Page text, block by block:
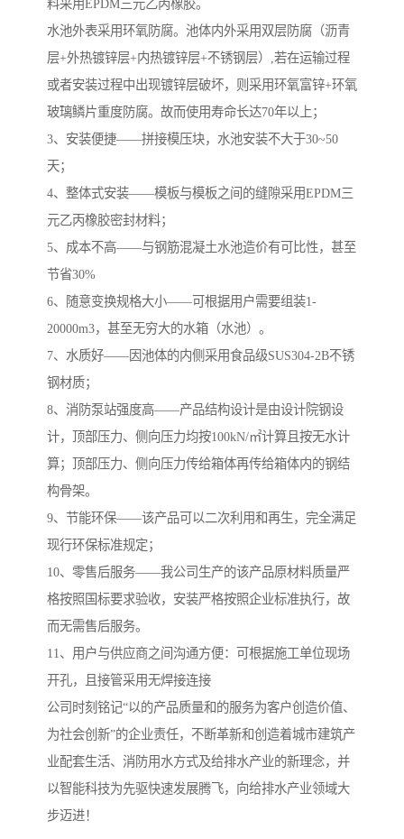
料采用EPDM三元乙丙橡胶。
水池外表采用环氧防腐。池体内外采用双层防腐（沥青
层+外热镀锌层+内热镀锌层+不锈钢层）,若在运输过程
或者安装过程中出现镀锌层破坏，则采用环氧富锌+环氧
玻璃鳞片重度防腐。故而使用寿命长达70年以上；
3、安装便捷——拼接模压块，水池安装不大于30~50
天；
4、整体式安装——模板与模板之间的缝隙采用EPDM三
元乙丙橡胶密封材料；
5、成本不高——与钢筋混凝土水池造价有可比性，甚至
节省30%
6、随意变换规格大小——可根据用户需要组装1-
20000m3，甚至无穷大的水箱（水池）。
7、水质好——因池体的内侧采用食品级SUS304-2B不锈
钢材质；
8、消防泵站强度高——产品结构设计是由设计院钢设
计，顶部压力、侧向压力均按100kN/㎡计算且按无水计
算；顶部压力、侧向压力传给箱体再传给箱体内的钢结
构骨架。
9、节能环保——该产品可以二次利用和再生，完全满足
现行环保标准规定；
10、零售后服务——我公司生产的该产品原材料质量严
格按照国标要求验收，安装严格按照企业标准执行，故
而无需售后服务。
11、用户与供应商之间沟通方便：可根据施工单位现场
开孔，且接管采用无焊接连接
公司时刻铭记“以的产品质量和的服务为客户创造价值、
为社会创新”的企业责任，不断革新和创造着城市建筑产
业配套生活、消防用水方式及给排水产业的新理念，并
以智能科技为先驱快速发展腾飞，向给排水产业领域大
步迈进！